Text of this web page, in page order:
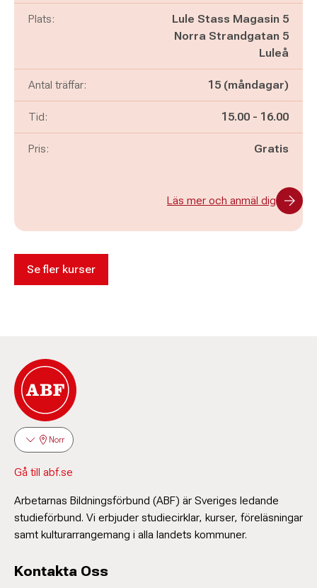
Plats:
Lule Stass Magasin 5
Norra Strandgatan 5
Luleå
Antal träffar: 15 (måndagar)
Tid: Pågår mellan
15.00 - och
16.00
Pris: Gratis
Läs mer och anmäl dig
Se fler kurser
Norr
Gå till abf.se
Arbetarnas Bildningsförbund (ABF) är Sveriges ledande
studieförbund. Vi erbjuder studiecirklar, kurser, föreläsningar
samt kulturarrangemang i alla landets kommuner.
Kontakta Oss